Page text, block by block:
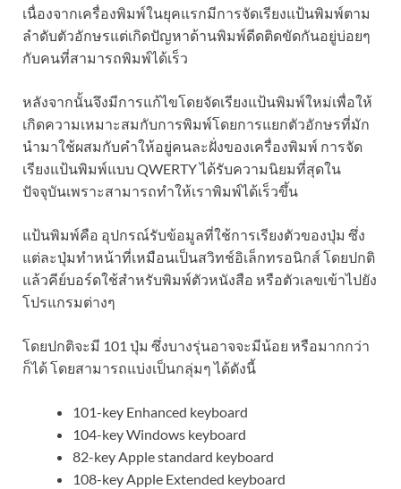
เนื่องจากเครื่องพิมพ์ในยุคแรกมีการจัดเรียงแป้นพิมพ์ตาม
ลำดับตัวอักษรแต่เกิดปัญหาด้านพิมพ์ดีดติดขัดกันอยู่บ่อยๆ
กับคนที่สามารถพิมพ์ได้เร็ว
หลังจากนั้นจึงมีการแก้ไขโดยจัดเรียงแป้นพิมพ์ใหม่เพื่อให้
เกิดความเหมาะสมกับการพิมพ์โดยการแยกตัวอักษรที่มัก
นำมาใช้ผสมกับคำให้อยู่คนละฝั่งของเครื่องพิมพ์ การจัด
เรียงแป้นพิมพ์แบบ QWERTY ได้รับความนิยมที่สุดใน
ปัจจุบันเพราะสามารถทำให้เราพิมพ์ได้เร็วขึ้น
แป้นพิมพ์คือ อุปกรณ์รับข้อมูลที่ใช้การเรียงตัวของปุ่ม ซึ่ง
แต่ละปุ่มทำหน้าที่เหมือนเป็นสวิทช์อิเล็กทรอนิกส์ โดยปกติ
แล้วคีย์บอร์ดใช้สำหรับพิมพ์ตัวหนังสือ หรือตัวเลขเข้าไปยัง
โปรแกรมต่างๆ
โดยปกติจะมี 101 ปุ่ม ซึ่งบางรุ่นอาจจะมีน้อย หรือมากกว่า
ก็ได้ โดยสามารถแบ่งเป็นกลุ่มๆ ได้ดังนี้
101-key Enhanced keyboard
104-key Windows keyboard
82-key Apple standard keyboard
108-key Apple Extended keyboard